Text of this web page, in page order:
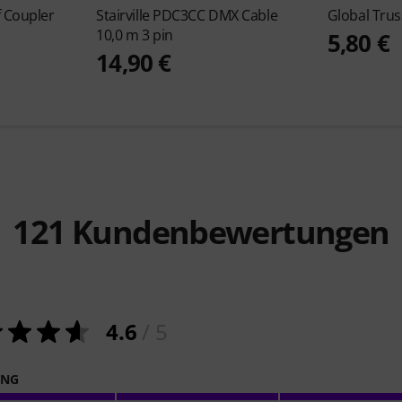
Coupler
Stairville PDC3CC DMX Cable
10,0 m 3 pin
14,90 €
Global
5,80 €
121 Kundenbewertungen
4.6